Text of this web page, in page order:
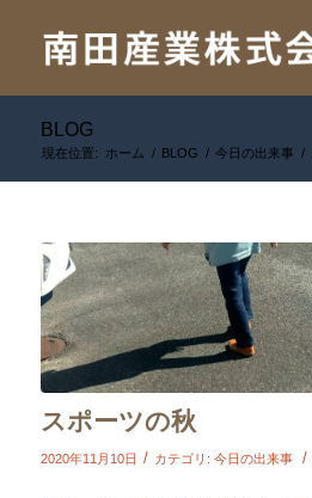
BLOG
現在位置: ホーム / BLOG / 今日の出来事 /
スポーツの秋
2020年11月10日 / カテゴリ: 今日の出来事 /